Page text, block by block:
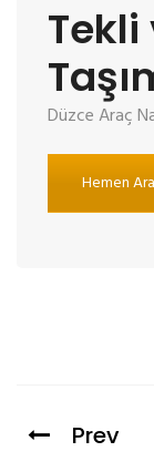
Tekli
Düzce Araç
Hemen
Prev